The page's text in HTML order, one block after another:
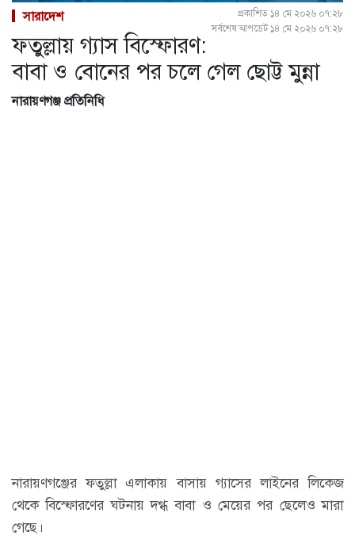
সারাদেশ
প্রকাশিত ১৪ মে ২০২৬ ০৭:২৮
সর্বশেষ আপডেট ১৪ মে ২০২৬ ০৭:২৮
ফতুল্লায় গ্যাস বিস্ফোরণ:
বাবা ও বোনের পর চলে গেল ছোট্ট মুন্না
নারায়ণগঞ্জ প্রতিনিধি
নারায়ণগঞ্জের ফতুল্লা এলাকায় বাসায় গ্যাসের লাইনের লিকেজ
থেকে বিস্ফোরণের ঘটনায় দগ্ধ বাবা ও মেয়ের পর ছেলেও মারা
গেছে।